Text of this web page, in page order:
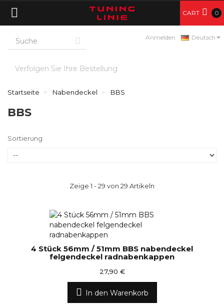
Anmelden Deutsch
CART 0
Verfolgen Sie Ihre Bestellung
Startseite Nabendeckel BBS
BBS
Sortierung
Zeige 1 - 29 von 29 Artikeln
4 Stück 56mm / 51mm BBS nabendeckel
felgendeckel radnabenkappen
27,90 €
In den Warenkorb